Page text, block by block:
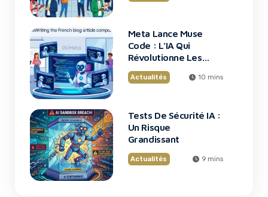
Meta Lance Muse
Code : L’IA Qui
Révolutionne Les
Grands Projets De
Code
Actualités 10 mins
Tests De Sécurité IA :
Un Risque
Grandissant
Actualités 9 mins
Fizz : L’App Qui Révolutionne Vos Soirées